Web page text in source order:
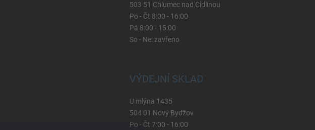
503 51 Chlumec nad Cidlinou
Po - Čt 8:00 - 16:00
Pá 8:00 - 15:00
So - Ne: zavřeno
VÝDEJNÍ SKLAD
U mlýna 1435
504 01 Nový Bydžov
Po - Čt 7:00 - 16:00